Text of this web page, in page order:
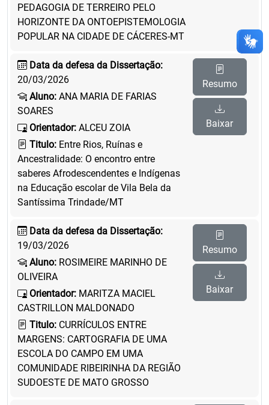
PEDAGOGIA DE TERREIRO PELO
HORIZONTE DA ONTOEPISTEMOLOGIA
POPULAR NA CIDADE DE CÁCERES-MT
Data da defesa da Dissertação:
20/03/2026
Aluno: ANA MARIA DE FARIAS
SOARES
Orientador: ALCEU ZOIA
Titulo: Entre Rios, Ruínas e
Ancestralidade: O encontro entre
saberes Afrodescendentes e Indígenas
na Educação escolar de Vila Bela da
Santíssima Trindade/MT
Resumo
Baixar
Data da defesa da Dissertação:
19/03/2026
Aluno: ROSIMEIRE MARINHO DE
OLIVEIRA
Orientador: MARITZA MACIEL
CASTRILLON MALDONADO
Titulo: CURRÍCULOS ENTRE
MARGENS: CARTOGRAFIA DE UMA
ESCOLA DO CAMPO EM UMA
COMUNIDADE RIBEIRINHA DA REGIÃO
SUDOESTE DE MATO GROSSO
Resumo
Baixar